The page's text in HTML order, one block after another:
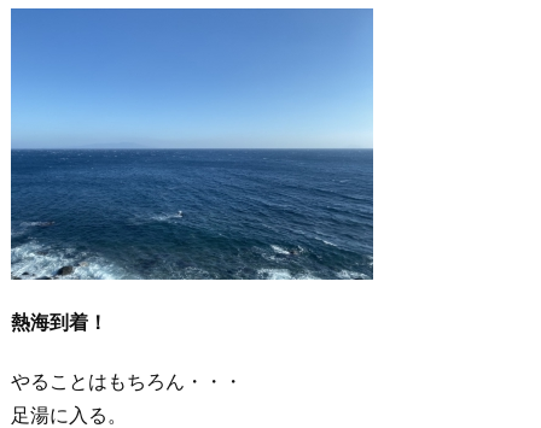
熱海到着！
やることはもちろん・・・
足湯に入る。